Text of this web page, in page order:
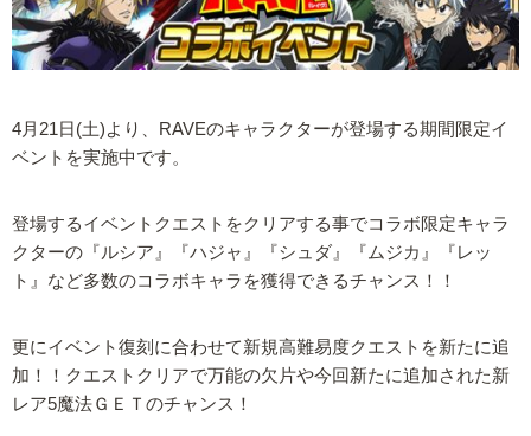
4月21日(土)より、RAVEのキャラクターが登場する期間限定イ
ベントを実施中です。
登場するイベントクエストをクリアする事でコラボ限定キャラ
クターの『ルシア』『ハジャ』『シュダ』『ムジカ』『レッ
ト』など多数のコラボキャラを獲得できるチャンス！！
更にイベント復刻に合わせて新規高難易度クエストを新たに追
加！！クエストクリアで万能の欠片や今回新たに追加された新
レア5魔法ＧＥＴのチャンス！